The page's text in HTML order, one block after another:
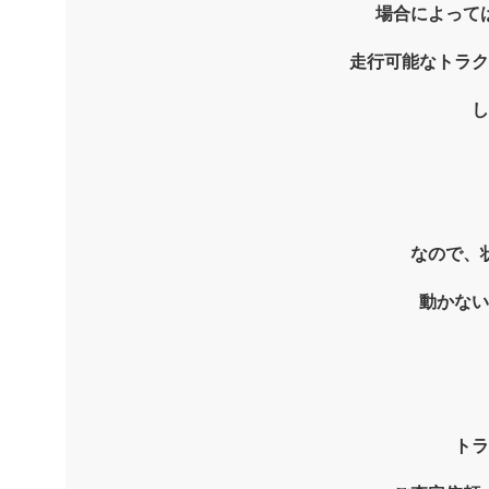
場合によって
走行可能なトラ
なので、
動かな
ト